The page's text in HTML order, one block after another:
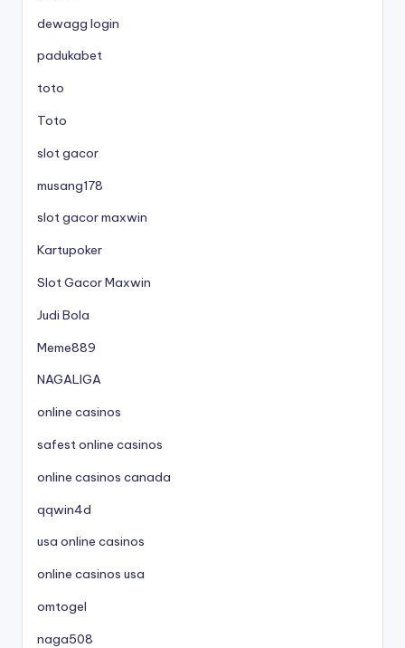
dewagg login
padukabet
toto
Toto
slot gacor
musang178
slot gacor maxwin
Kartupoker
Slot Gacor Maxwin
Judi Bola
Meme889
NAGALIGA
online casinos
safest online casinos
online casinos canada
qqwin4d
usa online casinos
online casinos usa
omtogel
naga508